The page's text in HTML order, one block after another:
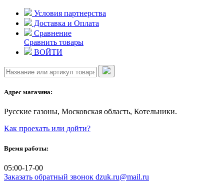
Skip
content
Условия партнерства
Доставка и Оплата
Сравнение
Сравнить товары
ВОЙТИ
Адрес магазина:
Русские газоны, Московская область, Котельники.
Как проехать или дойти?
Время работы:
05:00-17-00
Заказать обратный звонок dzuk.ru@mail.ru